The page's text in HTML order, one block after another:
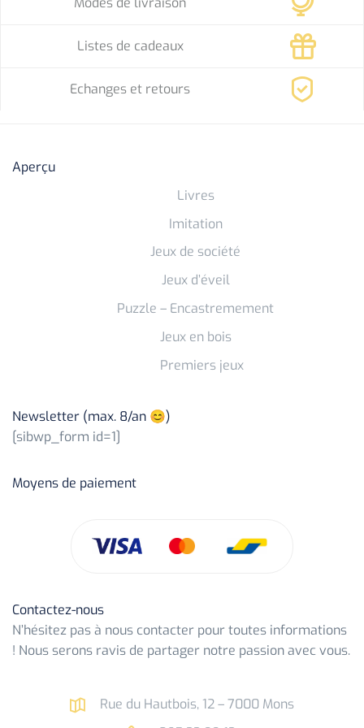
Listes de cadeaux
Echanges et retours
Aperçu
Livres
Imitation
Jeux de société
Jeux d’éveil
Puzzle – Encastremement
Jeux en bois
Premiers jeux
Newsletter (max. 8/an 😊)
[sibwp_form id=1]
Moyens de paiement
Contactez-nous
N’hésitez pas à nous contacter pour toutes informations
! Nous serons ravis de partager notre passion avec vous.
Rue du Hautbois, 12 – 7000 Mons